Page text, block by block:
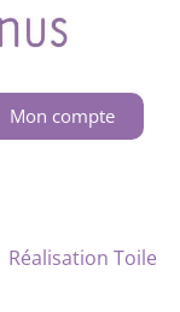
Mon compte
Réalisation Toile